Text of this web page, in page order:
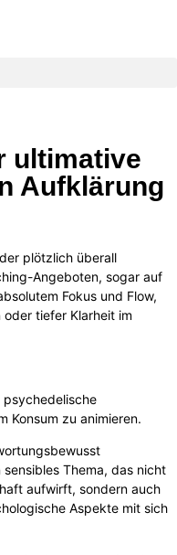
ultimative
Aufklärung
plötzlich überall
Angeboten, sogar auf
Fokus und Flow,
tiefer Klarheit im
psychedelische
Konsum zu animieren.
Thema, das nicht
aufwirft, sondern auch
Aspekte mit sich